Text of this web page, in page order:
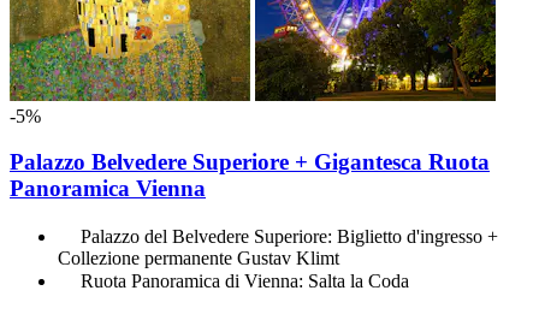
-5%
Palazzo Belvedere Superiore + Gigantesca Ruota
Panoramica Vienna
Palazzo del Belvedere Superiore: Biglietto d'ingresso +
Collezione permanente Gustav Klimt
Ruota Panoramica di Vienna: Salta la Coda